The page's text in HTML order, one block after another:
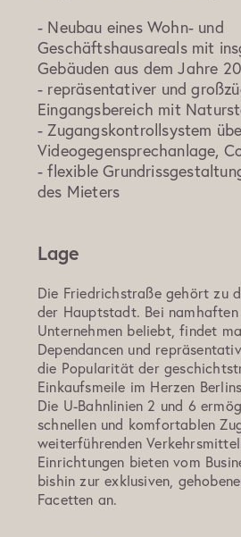
- Neubau eines Wohn- und
Geschäftshausareals mit
Gebäuden aus dem Jahre
- repräsentativer und
Eingangsbereich mit
- Zugangskontrollsystem
Videogegensprechanlage,
- flexible
des Mieters
Lage
Die Friedrichstraße gehört zu
der Hauptstadt. Bei
Unternehmen beliebt, findet
Dependancen und
die Popularität der
Einkaufsmeile im Herzen
Die U-Bahnlinien 2 und 6
schnellen und komfortablen
weiterführenden
Einrichtungen bieten vom
bishin zur exklusiven,
Facetten an.